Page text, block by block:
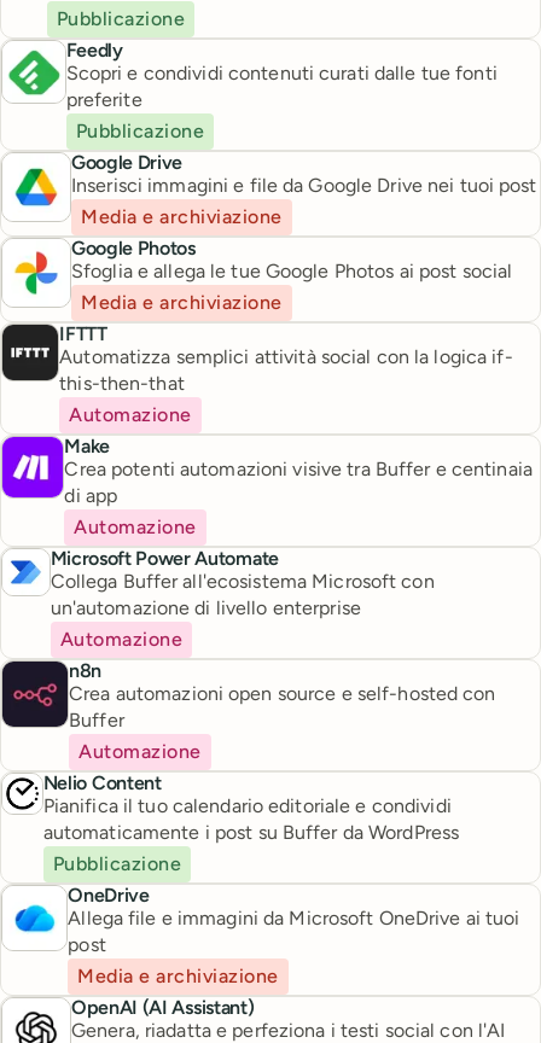
Pubblicazione
Feedly
Scopri e condividi contenuti curati dalle tue fonti
preferite
Pubblicazione
Google Drive
Inserisci immagini e file da Google Drive nei tuoi post
Media e archiviazione
Google Photos
Sfoglia e allega le tue Google Photos ai post social
Media e archiviazione
IFTTT
Automatizza semplici attività social con la logica if-
this-then-that
Automazione
Make
Crea potenti automazioni visive tra Buffer e centinaia
di app
Automazione
Microsoft Power Automate
Collega Buffer all'ecosistema Microsoft con
un'automazione di livello enterprise
Automazione
n8n
Crea automazioni open source e self-hosted con
Buffer
Automazione
Nelio Content
Pianifica il tuo calendario editoriale e condividi
automaticamente i post su Buffer da WordPress
Pubblicazione
OneDrive
Allega file e immagini da Microsoft OneDrive ai tuoi
post
Media e archiviazione
OpenAI (AI Assistant)
Genera, riadatta e perfeziona i testi social con l'AI